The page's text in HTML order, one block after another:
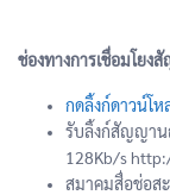
ช่องทางการเชื่อมโย
กดลิ้งก์ดาวน์โห
รับลิ้งก์สัญญาน
128Kb/s
สมาคมสื่อช่อส